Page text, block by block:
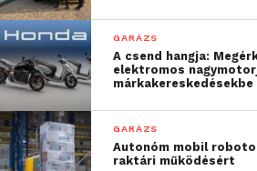
képesttöbb mint
hirdetésszámok
tekintetében
35%-osugrás
–emelte ki Horváth András, a
GARÁZS
A csend hangja:
elektromos
márkakereskedésekbe
GARÁZS
Autonóm mobil
raktári működésért